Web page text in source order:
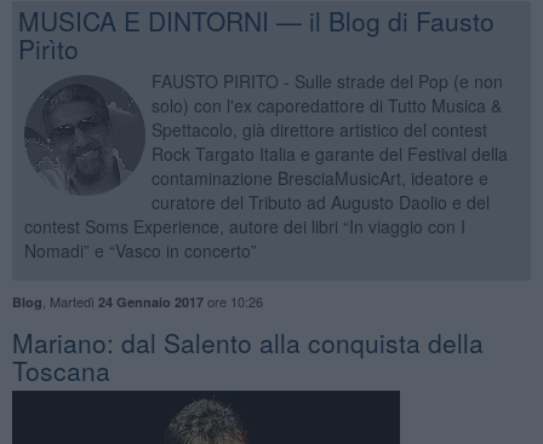
MUSICA E DINTORNI — il Blog di Fausto
Pirìto
FAUSTO PIRITO - Sulle strade del Pop (e non
solo) con l'ex caporedattore di Tutto Musica &
Spettacolo, già direttore artistico del contest
Rock Targato Italia e garante del Festival della
contaminazione BresciaMusicArt, ideatore e
curatore del Tributo ad Augusto Daolio e del
contest Soms Experience, autore dei libri “In viaggio con I
Nomadi” e “Vasco in concerto”
Blog Martedì 24 Gennaio 2017ore 10:26
Mariano: dal Salento alla conquista della
Toscana